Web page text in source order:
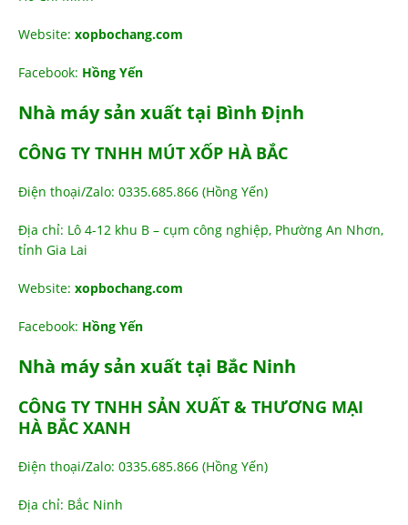
Website: xopbochang.com
Facebook: Hồng Yến
Nhà máy sản xuất tại Bình Định
CÔNG TY TNHH MÚT XỐP HÀ BẮC
Điện thoại/Zalo: 0335.685.866 (Hồng Yến)
Địa chỉ: Lô 4-12 khu B – cụm công nghiệp, Phường An Nhơn,
tỉnh Gia Lai
Website: xopbochang.com
Facebook: Hồng Yến
Nhà máy sản xuất tại Bắc Ninh
CÔNG TY TNHH SẢN XUẤT & THƯƠNG MẠI
HÀ BẮC XANH
Điện thoại/Zalo: 0335.685.866 (Hồng Yến)
Địa chỉ: Bắc Ninh